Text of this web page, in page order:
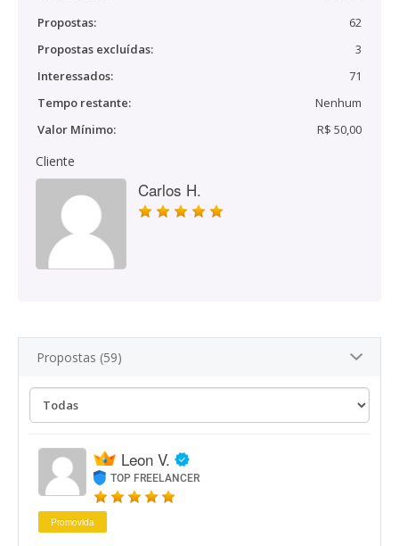
Propostas:
62
Propostas excluídas:
3
Interessados:
71
Tempo restante:
Nenhum
Valor Mínimo:
R$ 50,00
Cliente
Carlos H.
Propostas (59)
Leon V.
TOP FREELANCER
Promovida